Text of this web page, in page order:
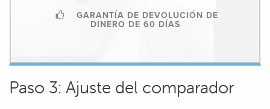
GARANTÍA DE DEVOLUCIÓN DE
DINERO DE 60 DÍAS
Paso 3: Ajuste del comparador